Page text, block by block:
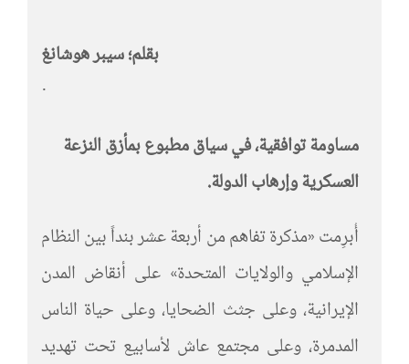
بقلم؛ سيبر هوشانغ
·
مساومة توافقية، في سياق مطبوع بمأزق النزعة
العسكرية وإرهاب الدولة.
أُبرِمت «مذكرة تفاهم من أربعة عشر بنداً بين النظام
الإسلامي والولايات المتحدة» على أنقاض المدن
الإيرانية، وعلى جثث الضحايا، وعلى حياة الناس
المدمرة، وعلى مجتمع عاش لأسابيع تحت تهديد